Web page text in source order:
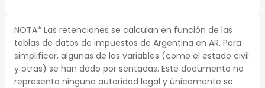
NOTA* Las retenciones se calculan en función de las
tablas de datos de impuestos de Argentina en AR. Para
simplificar, algunas de las variables (como el estado civil
y otras) se han dado por sentadas. Este documento no
representa ninguna autoridad legal y únicamente se